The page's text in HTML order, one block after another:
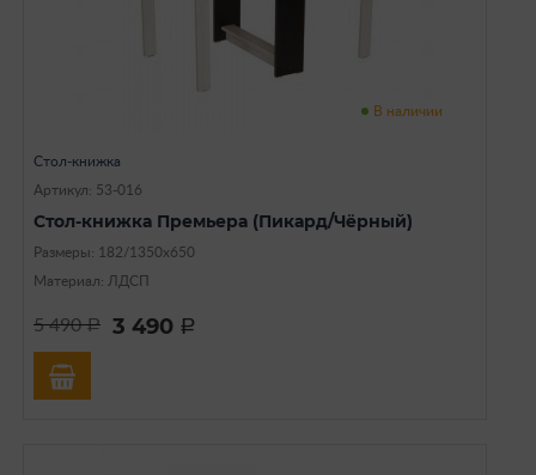
В наличии
Стол-книжка
Артикул: 53-016
Стол-книжка Премьера (Пикард/Чёрный)
Размеры: 182/1350х650
Материал: ЛДСП
5 490a 3 490 a